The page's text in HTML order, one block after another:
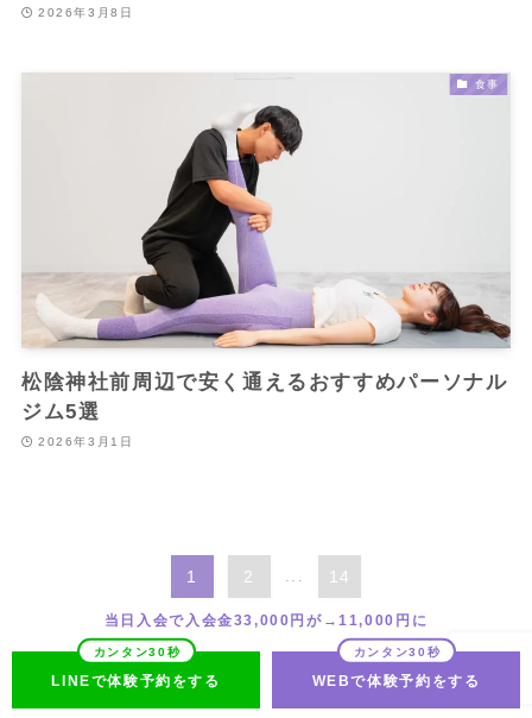
2026年3月8日
食事
松陰神社前周辺で安く通えるおすすめパーソナル
ジム5選
2026年3月1日
1 2 ... 14
当日入会で入会金33,000円が→11,000円に
LINEで体験予約をする WEBで体験予約をする